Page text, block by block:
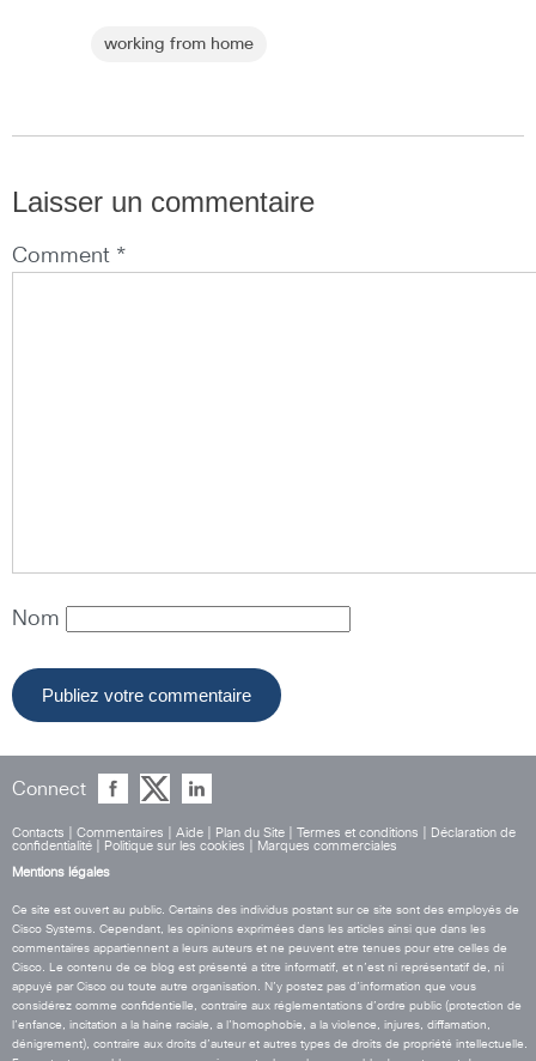
working from home
Laisser un commentaire
Comment *
Nom
Connect
Contacts Commentaires Aide Plan du Site Termes et conditions
Déclaration de
confidentialité
Politique sur les cookies
Marques commerciales
Mentions légales
Ce site est ouvert au public. Certains des individus postant sur ce site sont des employés de
Cisco Systems. Cependant, les opinions exprimées dans les articles ainsi que dans les
commentaires appartiennent a leurs auteurs et ne peuvent etre tenues pour etre celles de
Cisco. Le contenu de ce blog est présenté a titre informatif, et n’est ni représentatif de, ni
appuyé par Cisco ou toute autre organisation. N’y postez pas d’information que vous
considérez comme confidentielle, contraire aux réglementations d’ordre public (protection de
l’enfance, incitation a la haine raciale, a l’homophobie, a la violence, injures, diffamation,
dénigrement), contraire aux droits d’auteur et autres types de droits de propriété intellectuelle.